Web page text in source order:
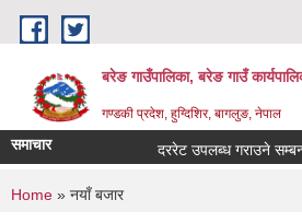
Skip to main content
बरेङ गाउँपालिका, बरेङ गाउँ
गण्डकी प्रदेश, हुग्दिशिर, बागलुङ, नेपाल
समाचार दररेट उपलब्ध गराउने सम्बन्धमा
You are here
Home » नयाँ बजार